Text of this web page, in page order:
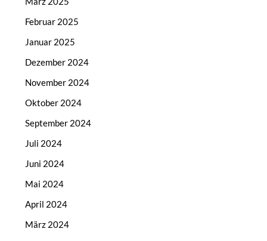
Februar 2025
Januar 2025
Dezember 2024
November 2024
Oktober 2024
September 2024
Juli 2024
Juni 2024
Mai 2024
April 2024
März 2024